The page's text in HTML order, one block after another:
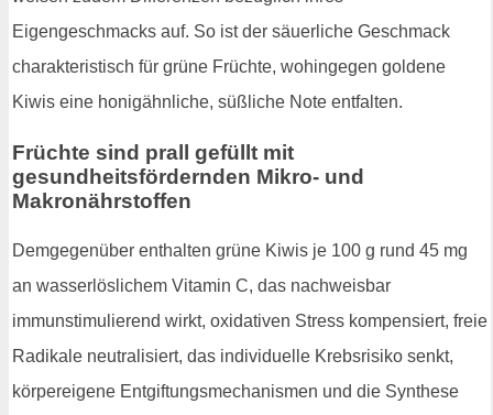
Eigengeschmacks auf. So ist der säuerliche Geschmack
charakteristisch für grüne Früchte, wohingegen goldene
Kiwis eine honigähnliche, süßliche Note entfalten.
Früchte sind prall gefüllt mit
gesundheitsfördernden Mikro- und
Makronährstoffen
Demgegenüber enthalten grüne Kiwis je 100 g rund 45 mg
an wasserlöslichem Vitamin C, das nachweisbar
immunstimulierend wirkt, oxidativen Stress kompensiert, freie
Radikale neutralisiert, das individuelle Krebsrisiko senkt,
körpereigene Entgiftungsmechanismen und die Synthese